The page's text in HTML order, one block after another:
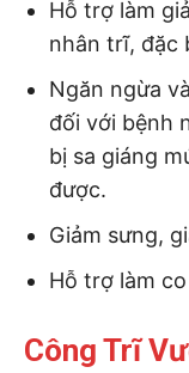
Hỗ trợ làm
nhân trĩ, đặc
Ngăn ngừa
đối với bệnh
bị sa giáng
được.
Giảm sưng,
Hỗ trợ làm
Công Trĩ